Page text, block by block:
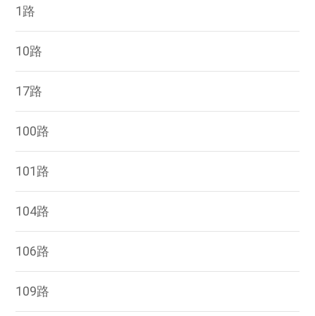
1路
10路
17路
100路
101路
104路
106路
109路